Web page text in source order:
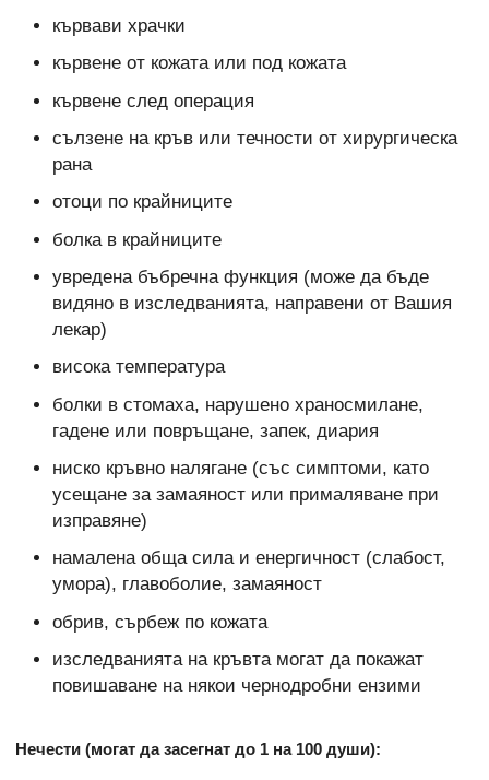
кървави храчки
кървене от кожата или под кожата
кървене след операция
сълзене на кръв или течности от хирургическа
рана
отоци по крайниците
болка в крайниците
увредена бъбречна функция (може да бъде
видяно в изследванията, направени от Вашия
лекар)
висока температура
болки в стомаха, нарушено храносмилане,
гадене или повръщане, запек, диария
ниско кръвно налягане (със симптоми, като
усещане за замаяност или прималяване при
изправяне)
намалена обща сила и енергичност (слабост,
умора), главоболие, замаяност
обрив, сърбеж по кожата
изследванията на кръвта могат да покажат
повишаване на някои чернодробни ензими
Нечести (могат да засегнат до 1 на 100 души):